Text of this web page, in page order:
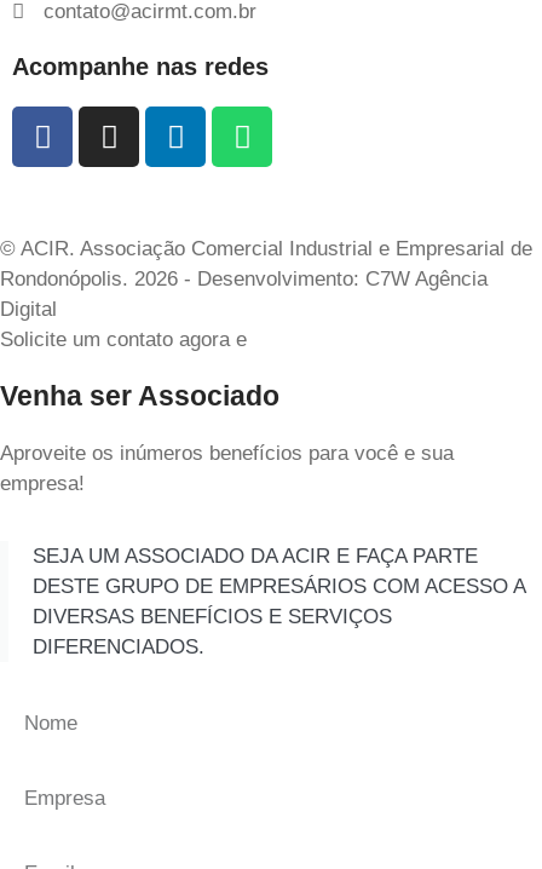
contato@acirmt.com.br
Acompanhe nas redes
© ACIR. Associação Comercial Industrial e Empresarial de
Rondonópolis. 2026 - Desenvolvimento: C7W Agência
Digital
Solicite um contato agora e
Venha ser Associado
Aproveite os inúmeros benefícios para você e sua
empresa!
SEJA UM ASSOCIADO DA ACIR E FAÇA PARTE
DESTE GRUPO DE EMPRESÁRIOS COM ACESSO A
DIVERSAS BENEFÍCIOS E SERVIÇOS
DIFERENCIADOS.